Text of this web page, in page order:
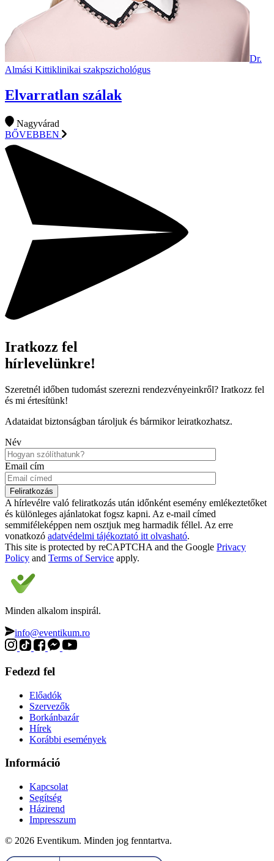
Dr.
Almási Kittiklinikai szakpszichológus
Elvarratlan szálak
Nagyvárad
BŐVEBBEN
Iratkozz fel
hírlevelünkre!
Szeretnél időben tudomást szerezni rendezvényeinkről? Iratkozz fel
és mi értesítünk!
Adataidat biztonságban tároljuk és bármikor leiratkozhatsz.
Név
Email cím
A hírlevélre való feliratkozás után időnként esemény emlékeztetőket
és különleges ajánlatokat fogsz kapni. Az e-mail címed
semmiféleképpen nem osztjuk meg harmadik féllel. Az erre
vonatkozó adatvédelmi tájékoztató itt olvasható.
This site is protected by reCAPTCHA and the Google Privacy
Policy and Terms of Service apply.
Minden alkalom inspirál.
info@eventikum.ro
Fedezd fel
Előadók
Szervezők
Borkánbazár
Hírek
Korábbi események
Információ
Kapcsolat
Segítség
Házirend
Impresszum
© 2026 Eventikum. Minden jog fenntartva.